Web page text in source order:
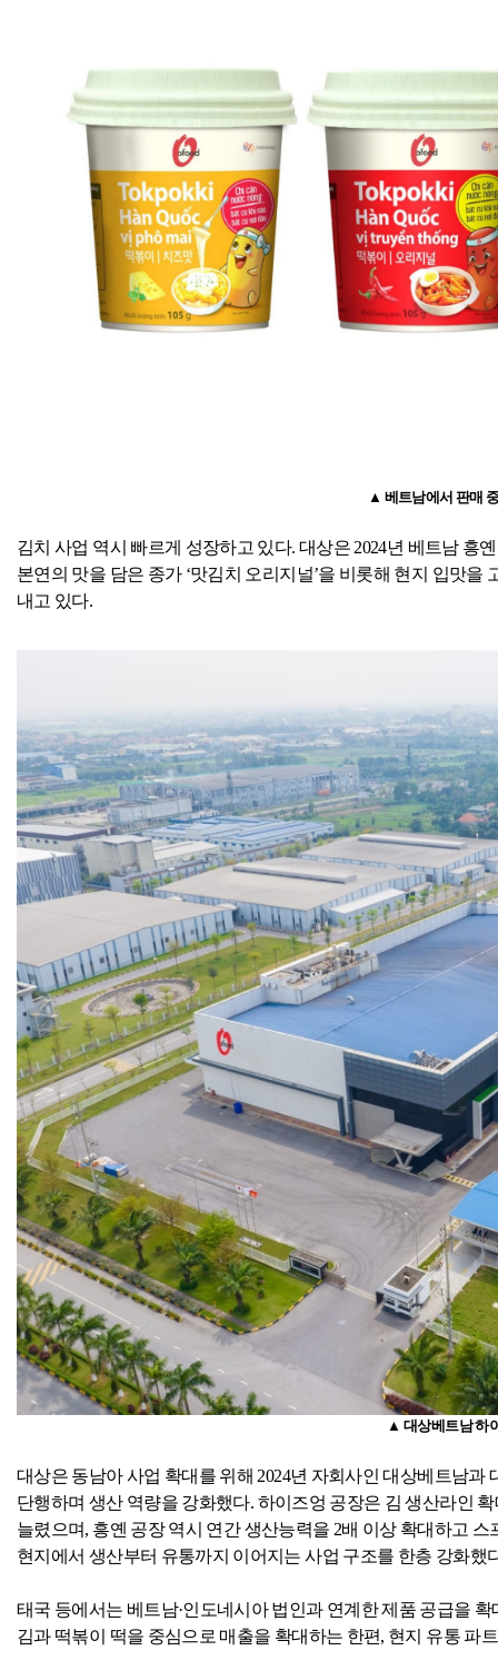
▲ 베트남에서 판매
김치 사업 역시 빠르게 성장하고 있다. 대상은 2024년 베트남 흥
본연의 맛을 담은 종가 ‘맛김치 오리지널’을 비롯해 현지 입맛을
내고 있다.
▲ 대상베트남 하
대상은 동남아 사업 확대를 위해 2024년 자회사인 대상베트남과
단행하며 생산 역량을 강화했다. 하이즈엉 공장은 김 생산라인
늘렸으며, 흥옌 공장 역시 연간 생산능력을 2배 이상 확대하고 스
현지에서 생산부터 유통까지 이어지는 사업 구조를 한층 강화했
태국 등에서는 베트남·인도네시아 법인과 연계한 제품 공급을
김과 떡볶이 떡을 중심으로 매출을 확대하는 한편, 현지 유통 파